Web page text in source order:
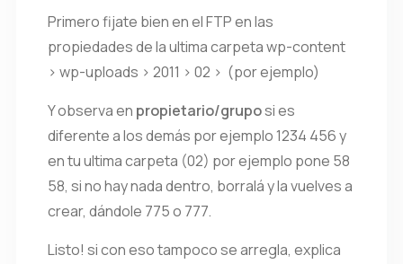
Primero fijate bien en el FTP en las
propiedades de la ultima carpeta wp-content
> wp-uploads > 2011 > 02 > (por ejemplo)
Y observa en propietario/gruposi es
diferente a los demás por ejemplo 1234 456 y
en tu ultima carpeta (02) por ejemplo pone 58
58, si no hay nada dentro, borralá y la vuelves a
crear, dándole 775 o 777.
Listo! si con eso tampoco se arregla, explica